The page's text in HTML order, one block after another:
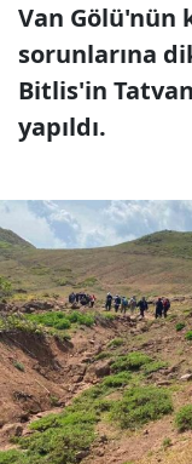
Van Gölü'nün
sorunlarına
Bitlis'in
yapıldı.